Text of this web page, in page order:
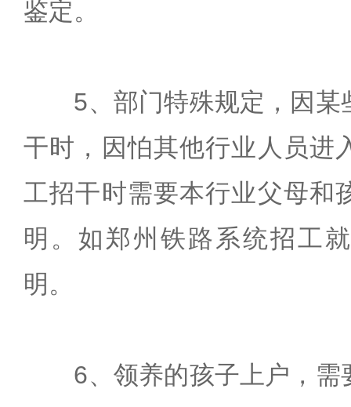
鉴定。
5、部门特殊规定，因某
干时，因怕其他行业人员进
工招干时需要本行业父母和
明。如郑州铁路系统招工
明。
6、领养的孩子上户，需